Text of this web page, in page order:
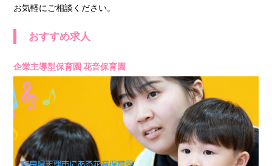
お気軽にご相談ください。
おすすめ求人
企業主導型保育園 花音保育園